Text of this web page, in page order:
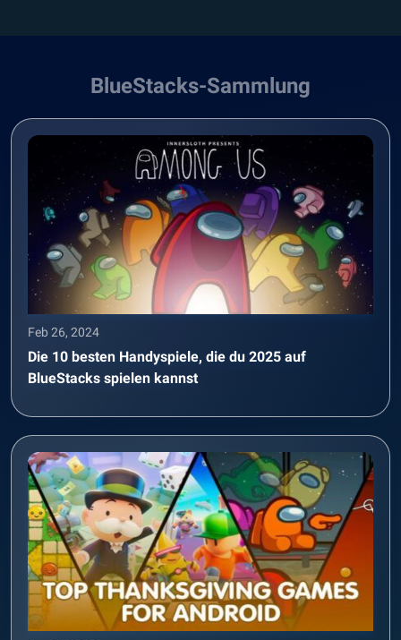
BlueStacks-Sammlung
Feb 26, 2024
Die 10 besten Handyspiele, die du 2025 auf
BlueStacks spielen kannst